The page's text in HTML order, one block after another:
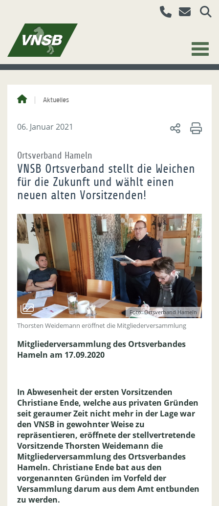
Aktuelles
06. Januar 2021
Ortsverband Hameln
VNSB Ortsverband stellt die Weichen
für die Zukunft und wählt einen
neuen alten Vorsitzenden!
Foto: Ortsverband Hameln
Thorsten Weidemann eröffnet die Mitgliederversammlung
Mitgliederversammlung des Ortsverbandes
Hameln am 17.09.2020
In Abwesenheit der ersten Vorsitzenden
Christiane Ende, welche aus privaten Gründen
seit geraumer Zeit nicht mehr in der Lage war
den VNSB in gewohnter Weise zu
repräsentieren, eröffnete der stellvertretende
Vorsitzende Thorsten Weidemann die
Mitgliederversammlung des Ortsverbandes
Hameln. Christiane Ende bat aus den
vorgenannten Gründen im Vorfeld der
Versammlung darum aus dem Amt entbunden
zu werden.